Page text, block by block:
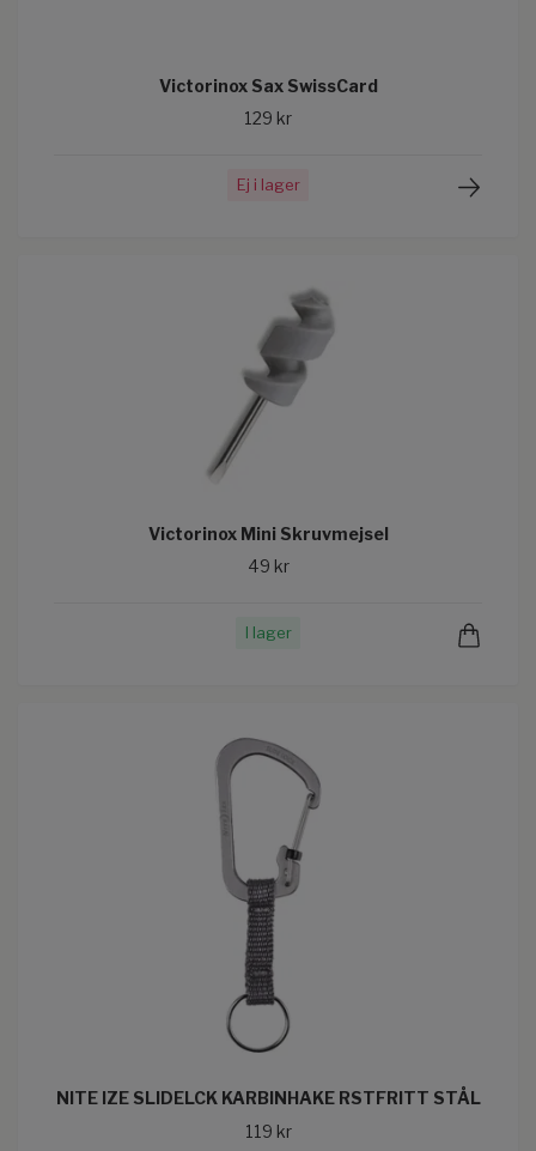
Victorinox Sax SwissCard
129 kr
Ej i lager
Victorinox Mini Skruvmejsel
49 kr
I lager
NITE IZE SLIDELCK KARBINHAKE RSTFRITT STÅL
119 kr